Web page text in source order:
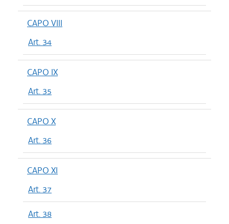
CAPO VIII
Art. 34
CAPO IX
Art. 35
CAPO X
Art. 36
CAPO XI
Art. 37
Art. 38